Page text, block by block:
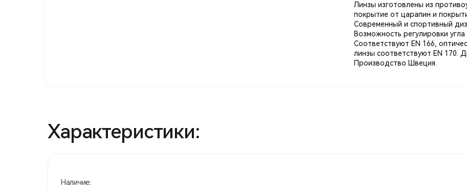
Линзы изготовлены из
покрытие от царапин и
Современный и спортивный
Возможность регулировки угла
Соответствуют EN 166,
линзы соответствуют EN 170.
Производство Швеция.
Характеристики:
Наличие: